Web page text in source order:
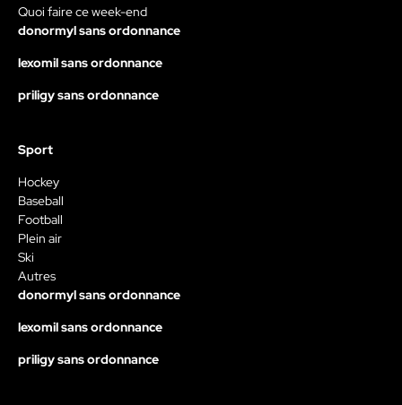
Quoi faire ce week-end
donormyl sans ordonnance
lexomil sans ordonnance
priligy sans ordonnance
Sport
Hockey
Baseball
Football
Plein air
Ski
Autres
donormyl sans ordonnance
lexomil sans ordonnance
priligy sans ordonnance